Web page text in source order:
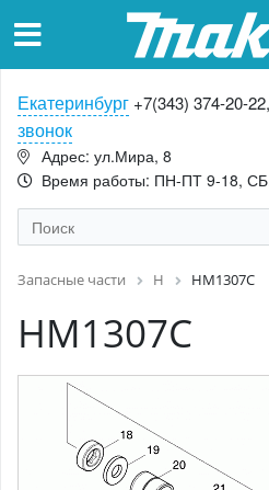
Екатеринбург +7(343) 374-20-
звонок
Адрес: ул.Мира, 8
Время работы: ПН-ПТ 9-18,
Запасные части H HM1307C
HM1307C